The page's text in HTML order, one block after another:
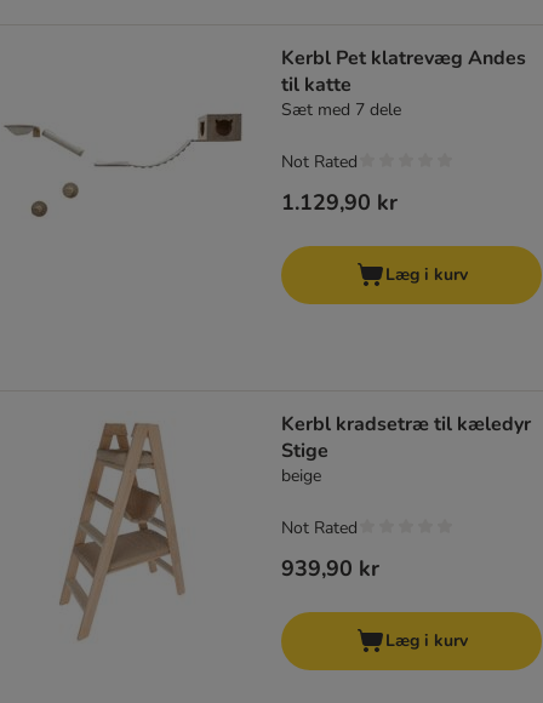
Kerbl Pet klatrevæg Andes
til katte
Sæt med 7 dele
1.129,90 kr
Not Rated
Læg i kurv
Kerbl kradsetræ til kæledyr
Stige
beige
939,90 kr
Not Rated
Læg i kurv